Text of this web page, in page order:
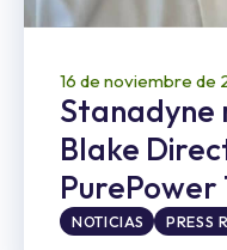
16 de noviembre de
Stanadyne
Blake
PurePower
NOTICIAS PRESS